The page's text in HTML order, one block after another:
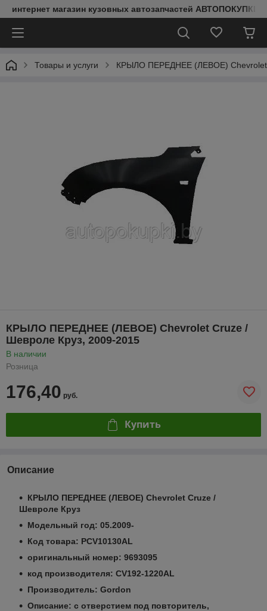
интернет магазин кузовных автозапчастей АВТОПОКУПКИ
Товары и услуги КРЫЛО ПЕРЕДНЕЕ (ЛЕВОЕ) Chevrolet
КРЫЛО ПЕРЕДНЕЕ (ЛЕВОЕ) Chevrolet Cruze /
Шевроле Круз, 2009-2015
В наличии
Розница
176,40 руб.
Купить
Описание
КРЫЛО ПЕРЕДНЕЕ (ЛЕВОЕ) Chevrolet Cruze /
Шевроле Круз
Модельный год: 05.2009-
Код товара: PCV10130AL
оригинальный номер: 9693095
код производителя: CV192-1220AL
Производитель: Gordon
Описание: с отверстием под повторитель,